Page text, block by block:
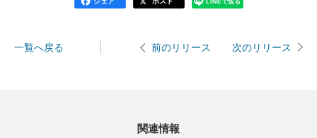
LINEで送る
一覧へ戻る 前のリリース 次のリリース
関連情報